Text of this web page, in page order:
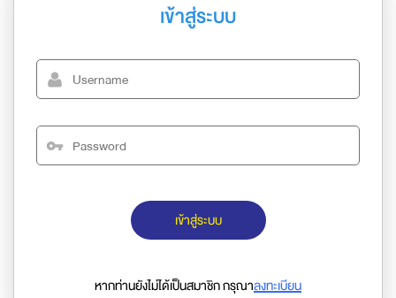
เข้าสู่ระบบ
เข้าสู่ระบบ
หากท่านยังไม่ได้เป็นสมาชิก กรุณาลงทะเบียน